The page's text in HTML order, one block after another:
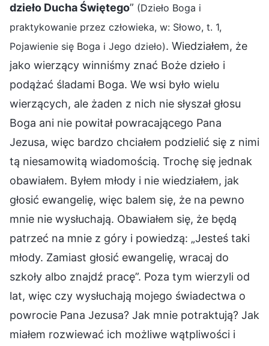
dzieło Ducha Świętego” (Dzieło Boga i
praktykowanie przez człowieka, w: Słowo, t. 1,
Pojawienie się Boga i Jego dzieło). Wiedziałem, że
jako wierzący winniśmy znać Boże dzieło i
podążać śladami Boga. We wsi było wielu
wierzących, ale żaden z nich nie słyszał głosu
Boga ani nie powitał powracającego Pana
Jezusa, więc bardzo chciałem podzielić się z nimi
tą niesamowitą wiadomością. Trochę się jednak
obawiałem. Byłem młody i nie wiedziałem, jak
głosić ewangelię, więc balem się, że na pewno
mnie nie wysłuchają. Obawiałem się, że będą
patrzeć na mnie z góry i powiedzą: „Jesteś taki
młody. Zamiast głosić ewangelię, wracaj do
szkoły albo znajdź pracę”. Poza tym wierzyli od
lat, więc czy wysłuchają mojego świadectwa o
powrocie Pana Jezusa? Jak mnie potraktują? Jak
miałem rozwiewać ich możliwe wątpliwości i